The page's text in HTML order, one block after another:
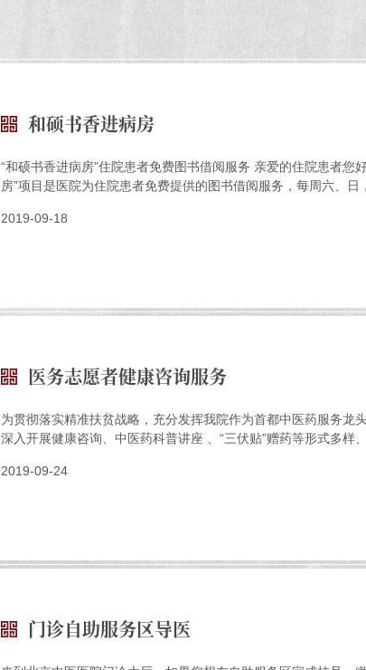
和硕书香进病房
“和硕书香进病房”住院患者免费图书借阅服务 亲爱的住院患者您
房”项目是医院为住院患者免费提供的图书借阅服务，每周六、
2019-09-18
医务志愿者健康咨询服务
为贯彻落实精准扶贫战略，充分发挥我院作为首都中医药服务龙
深入开展健康咨询、中医药科普讲座 、“三伏贴”赠药等形式多样
2019-09-24
门诊自助服务区导医